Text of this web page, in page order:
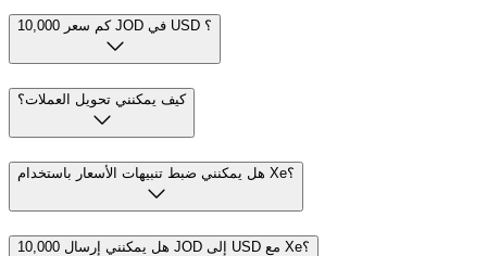
كم سعر 10,000 JOD في USD ؟
كيف يمكنني تحويل العملات؟
هل يمكنني ضبط تنبيهات الأسعار باستخدام Xe؟
هل يمكنني إرسال 10,000 JOD إلى USD مع Xe؟